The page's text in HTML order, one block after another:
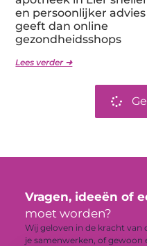
en persoonlijker advies
geeft dan online
gezondheidsshops
Lees verder ➜
Vragen, ideeën of
moet worden?
Wij geloven in de kracht van
je samenwerken, of gewoon